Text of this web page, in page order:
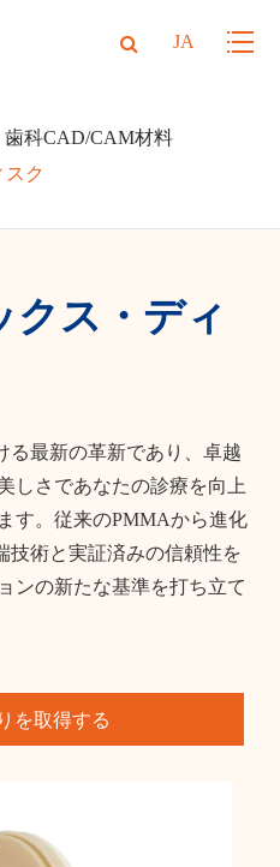
JA
歯科CAD/CAM材料
ク
クス・ディ
る最新の革新であり、卓越
しさであなたの診療を向上
す。従来のPMMAから進化
技術と実証済みの信頼性を
ンの新たな基準を打ち立て
を取得する